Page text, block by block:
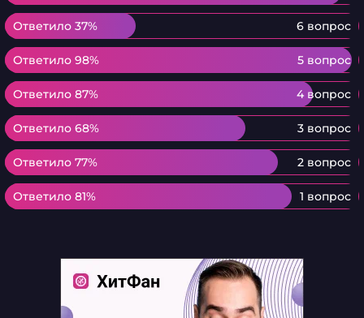
Ответило 37% 6 вопрос
Ответило 37%
Ответило 98% 5 вопрос
Ответило 98%
Ответило 87% 4 вопрос
Ответило 87%
Ответило 68% 3 вопрос
Ответило 68%
Ответило 77% 2 вопрос
Ответило 77%
Ответило 81% 1 вопрос
Ответило 81%